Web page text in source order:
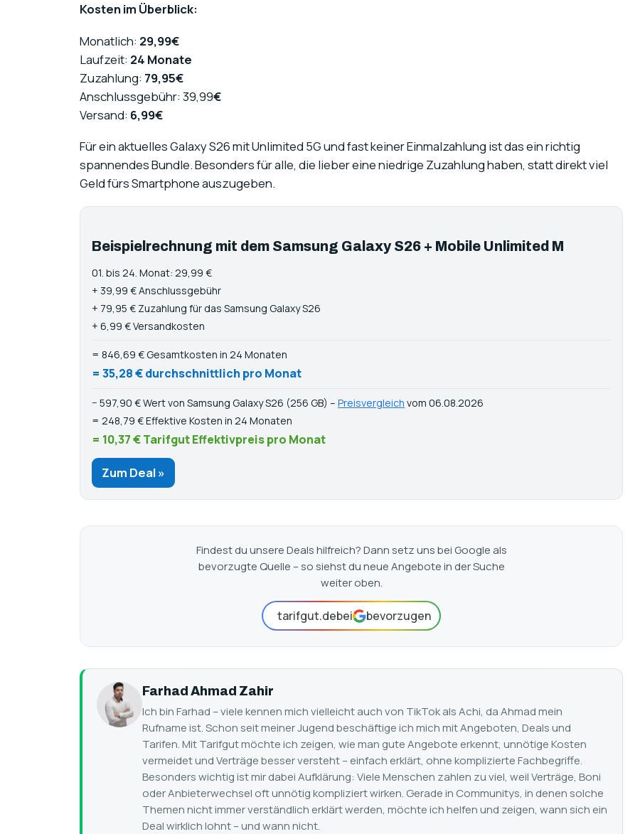
Kosten im Überblick:
Monatlich: 29,99€
Laufzeit: 24 Monate
Zuzahlung: 79,95€
Anschlussgebühr: 39,99€
Versand: 6,99€
Für ein aktuelles Galaxy S26 mit Unlimited 5G und fast keiner Einmalzahlung ist das ein richtig
spannendes Bundle. Besonders für alle, die lieber eine niedrige Zuzahlung haben, statt direkt viel
Geld fürs Smartphone auszugeben.
Beispielrechnung mit dem Samsung Galaxy S26 + Mobile Unlimited M
01. bis 24. Monat: 29,99 €
+ 39,99 € Anschlussgebühr
+ 79,95 € Zuzahlung für das Samsung Galaxy S26
+ 6,99 € Versandkosten
= 846,69 € Gesamtkosten in 24 Monaten
= 35,28 € durchschnittlich pro Monat
− 597,90 € Wert von Samsung Galaxy S26 (256 GB) – Preisvergleich vom 06.08.2026
= 248,79 € Effektive Kosten in 24 Monaten
= 10,37 € Tarifgut Effektivpreis pro Monat
Zum Deal »
Findest du unsere Deals hilfreich? Dann setz uns bei Google als
bevorzugte Quelle – so siehst du neue Angebote in der Suche
weiter oben.
tarifgut.debei bevorzugen
Farhad Ahmad Zahir
Ich bin Farhad – viele kennen mich vielleicht auch von TikTok als Achi, da Ahmad mein
Rufname ist. Schon seit meiner Jugend beschäftige ich mich mit Angeboten, Deals und
Tarifen. Mit Tarifgut möchte ich zeigen, wie man gute Angebote erkennt, unnötige Kosten
vermeidet und Verträge besser versteht – einfach erklärt, ohne komplizierte Fachbegriffe.
Besonders wichtig ist mir dabei Aufklärung: Viele Menschen zahlen zu viel, weil Verträge, Boni
oder Anbieterwechsel oft unnötig kompliziert wirken. Gerade in Communitys, in denen solche
Themen nicht immer verständlich erklärt werden, möchte ich helfen und zeigen, wann sich ein
Deal wirklich lohnt – und wann nicht.